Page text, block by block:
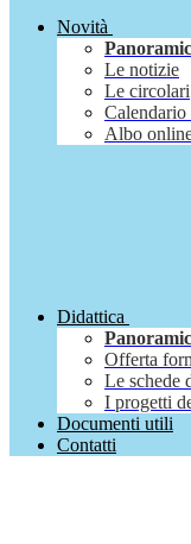
Novità
Le notizie
Le circolari
Calendario
Albo
Didattica
Offerta
Le schede
I progetti
Documenti utili
Contatti